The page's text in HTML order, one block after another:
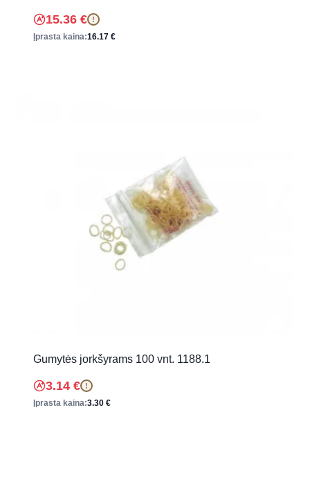
15.36 € !
Įprasta kaina:16.17 €
Gumytės jorkšyrams 100 vnt. 1188.1
3.14 € !
Įprasta kaina:3.30 €